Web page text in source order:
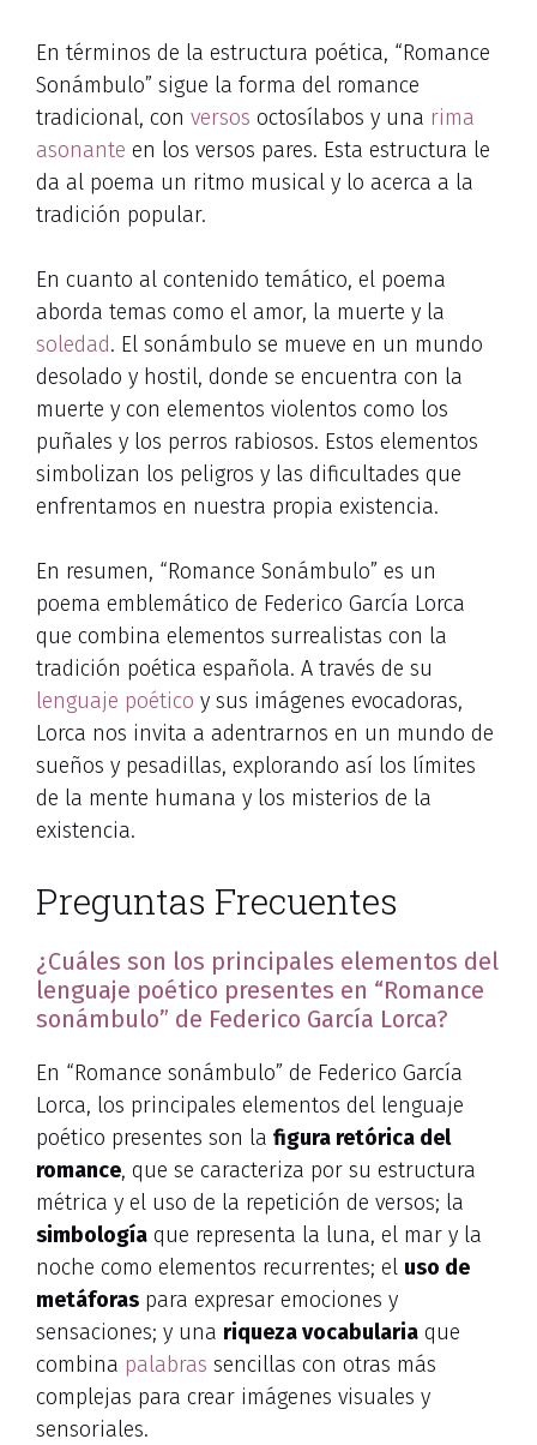
En términos de la estructura poética, “Romance
Sonámbulo” sigue la forma del romance
tradicional, con versos octosílabos y una rima
asonante en los versos pares. Esta estructura le
da al poema un ritmo musical y lo acerca a la
tradición popular.
En cuanto al contenido temático, el poema
aborda temas como el amor, la muerte y la
soledad. El sonámbulo se mueve en un mundo
desolado y hostil, donde se encuentra con la
muerte y con elementos violentos como los
puñales y los perros rabiosos. Estos elementos
simbolizan los peligros y las dificultades que
enfrentamos en nuestra propia existencia.
En resumen, “Romance Sonámbulo” es un
poema emblemático de Federico García Lorca
que combina elementos surrealistas con la
tradición poética española. A través de su
lenguaje poético y sus imágenes evocadoras,
Lorca nos invita a adentrarnos en un mundo de
sueños y pesadillas, explorando así los límites
de la mente humana y los misterios de la
existencia.
Preguntas Frecuentes
¿Cuáles son los principales elementos del
lenguaje poético presentes en “Romance
sonámbulo” de Federico García Lorca?
En “Romance sonámbulo” de Federico García
Lorca, los principales elementos del lenguaje
poético presentes son la figura retórica del
romance, que se caracteriza por su estructura
métrica y el uso de la repetición de versos; la
simbología que representa la luna, el mar y la
noche como elementos recurrentes; el uso de
metáforas para expresar emociones y
sensaciones; y una riqueza vocabularia que
combina palabras sencillas con otras más
complejas para crear imágenes visuales y
sensoriales.